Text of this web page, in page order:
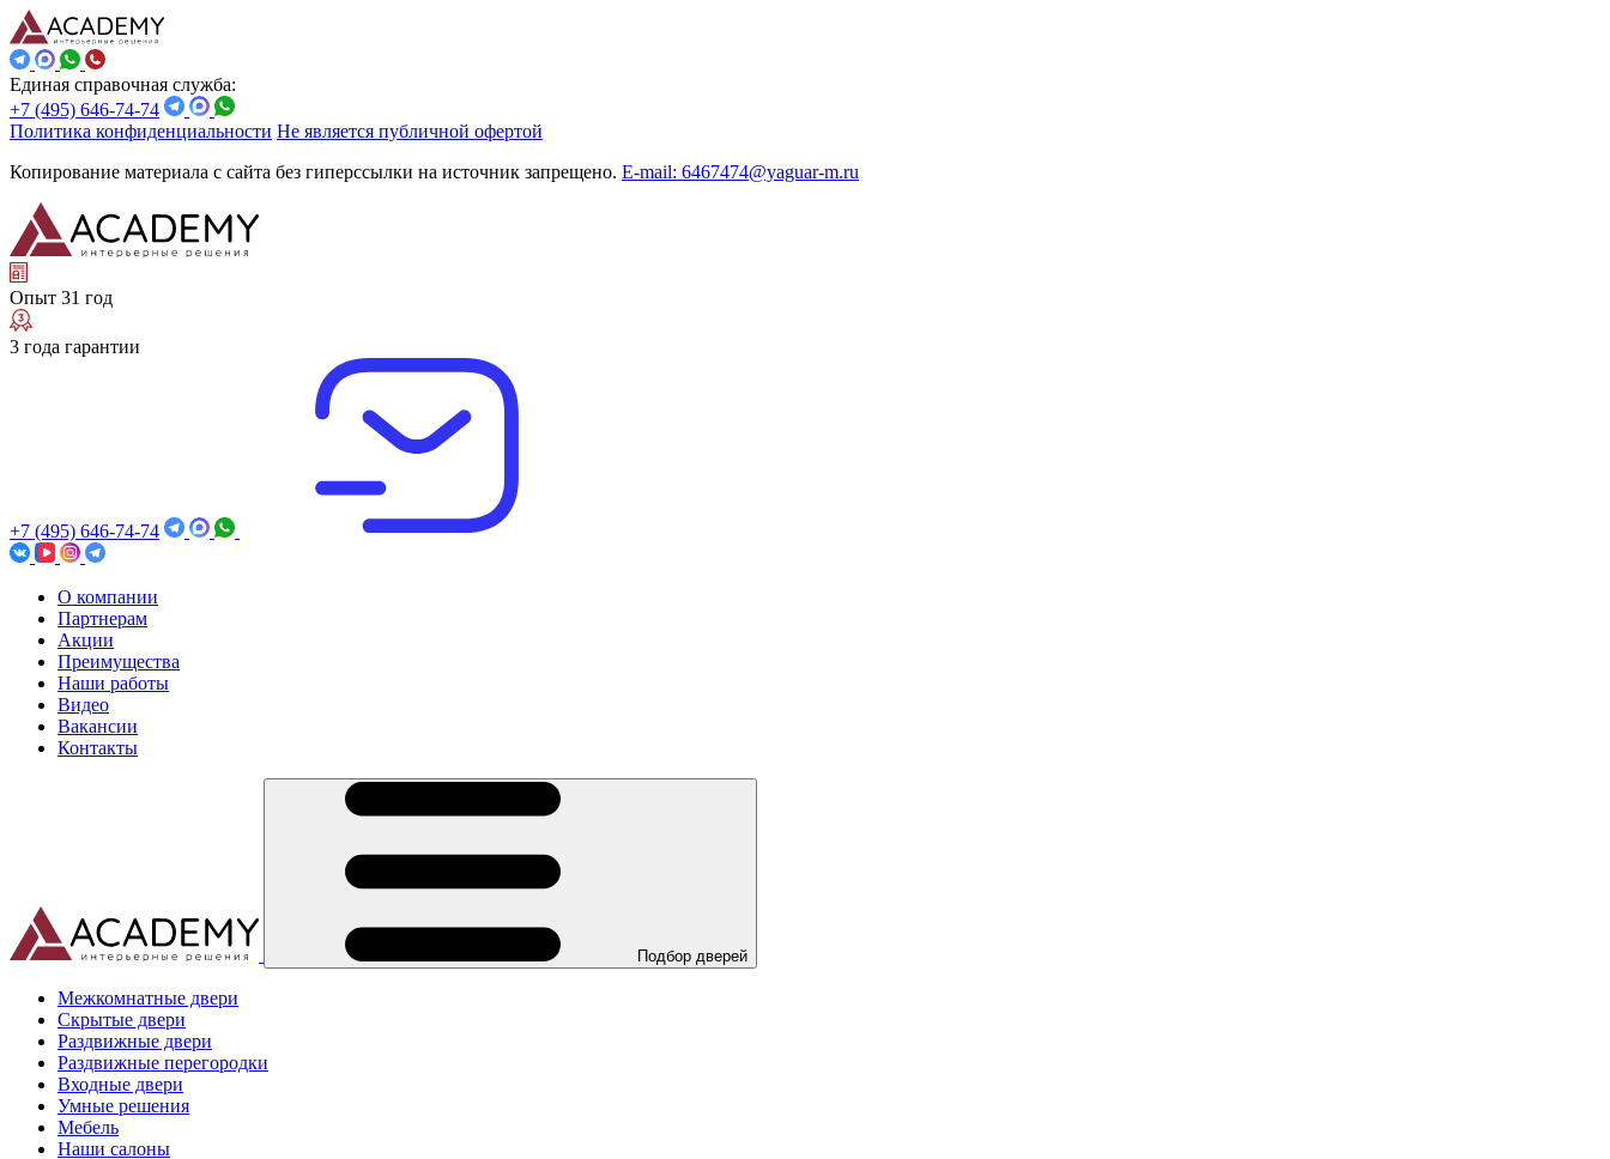
Единая справочная служба:
+7 (495) 646-74-74
Политика конфиденциальности Не является публичной офертой
Копирование материала с сайта без гиперссылки на источник запрещено. E-mail: 6467474@yaguar-m.ru
Опыт 31 год
3 года гарантии
+7 (495) 646-74-74
О компании
Партнерам
Акции
Преимущества
Наши работы
Видео
Вакансии
Контакты
Подбор дверей
Межкомнатные двери
Скрытые двери
Раздвижные двери
Раздвижные перегородки
Входные двери
Умные решения
Мебель
Наши салоны